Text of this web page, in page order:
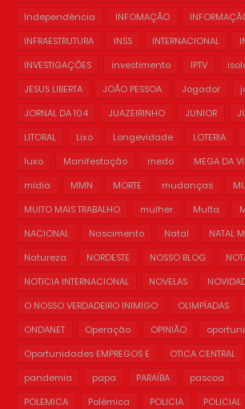
Independência
INFOMAÇÃO
INFRAESTRUTURA
INSS INTERNACIONAL
INVESTIGAÇÕES
investimento IPTV
JESUS LIBERTA
JOÃO PESSOA Jogador
JORNAL DA 104
JUAZEIRINHO JUNIOR
LITORAL
Lixo Longevidade LOTERIA
luxo
Manifestação medo MEGA DA
mídia
MMN MORTE mudanças
MUITO MAIS TRABALHO
mulher Multa
NACIONAL
Nascimento Natal
NATAL
Natureza
NORDESTE NOSSO BLOG
NOTICIA INTERNACIONAL
NOVELAS
O NOSSO VERDADEIRO INIMIGO
OLIMPÍADAS
ONDANET
Operação OPINIÃO
Oportunidades EMPREGOS E
OTICA CENTRAL
pandemia
papa PARAÍBA pascoa
POLEMICA
Polêmica POLICIA POLICIAL